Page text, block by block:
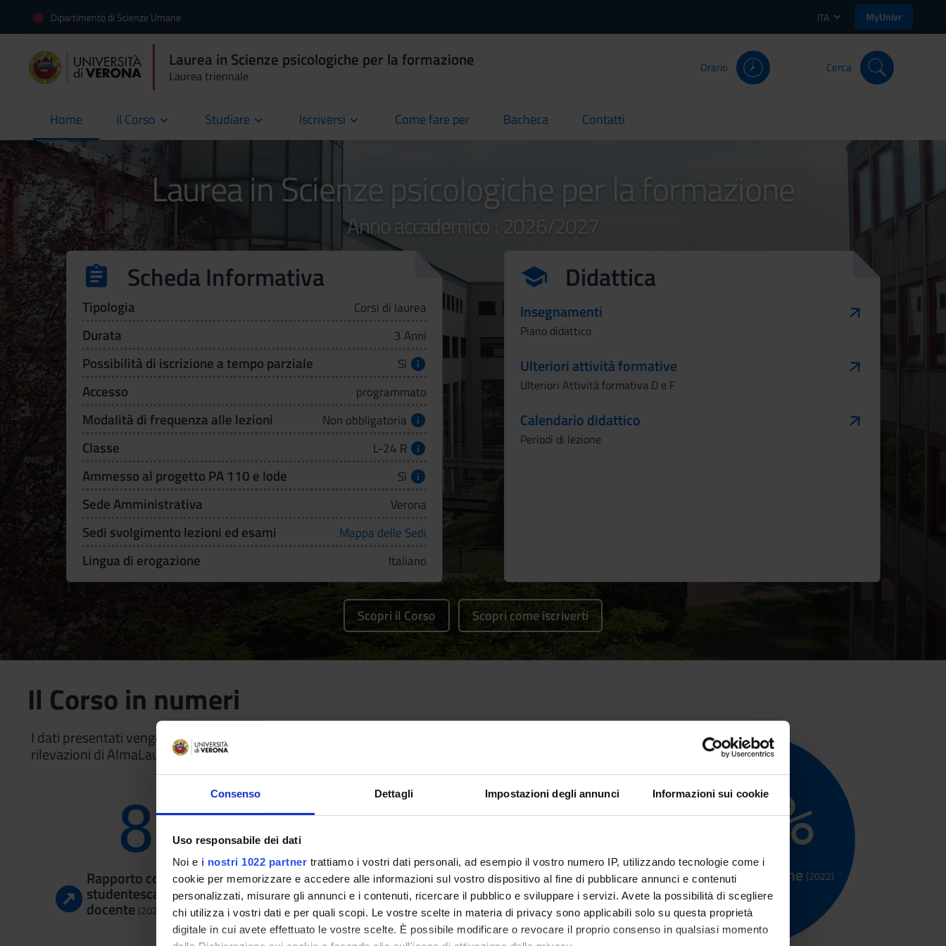
Consenso Dettagli Impostazioni degli annunci Informazioni sui cookie
Uso responsabile dei dati
Noi e i nostri 1022 partner trattiamo i vostri dati personali, ad esempio il vostro numero IP, utilizzando tecnologie come i
cookie per memorizzare e accedere alle informazioni sul vostro dispositivo al fine di pubblicare annunci e contenuti
personalizzati, misurare gli annunci e i contenuti, ricercare il pubblico e sviluppare i servizi. Avete la possibilità di scegliere
chi utilizza i vostri dati e per quali scopi. Le vostre scelte in materia di privacy sono applicabili solo su questa proprietà
digitale in cui avete effettuato le vostre scelte. È possibile modificare o revocare il proprio consenso in qualsiasi momento
Dipartimento di Scienze Umane ITA MyUnivr
Laurea in Scienze psicologiche per la formazione
Laurea triennale
Orario Cerca
Home
current Il Corso Studiare Iscriversi Come fare per
current Bacheca
current Contatti
current
Laurea in Scienze psicologiche per la formazione
Anno accademico : 2026/2027
Scheda Informativa
Tipologia Corsi di laurea
Durata 3 Anni
Possibilità di iscrizione a tempo parziale Sì
Accesso programmato
Modalità di frequenza alle lezioni Non obbligatoria
Classe L-24 R
Ammesso al progetto PA 110 e lode Sì
Sede Amministrativa Verona
Sedi svolgimento lezioni ed esami Mappa delle Sedi
Lingua di erogazione Italiano
Didattica
Insegnamenti
Piano didattico
Ulteriori attività formative
Ulteriori Attività formativa D e F
Calendario didattico
Periodi di lezione
Scopri il Corso Scopri come iscriverti
Il Corso in numeri
I dati presentati vengono estratti dal questionario interno sulla didattica e dalle
rilevazioni di AlmaLaurea.
90
Rapporto componente
studentesca/personale
docente (2023/2024)
94%
Soddisfazione del percorso
di formazione(2023)
88%
Tasso di occupazione (2022)